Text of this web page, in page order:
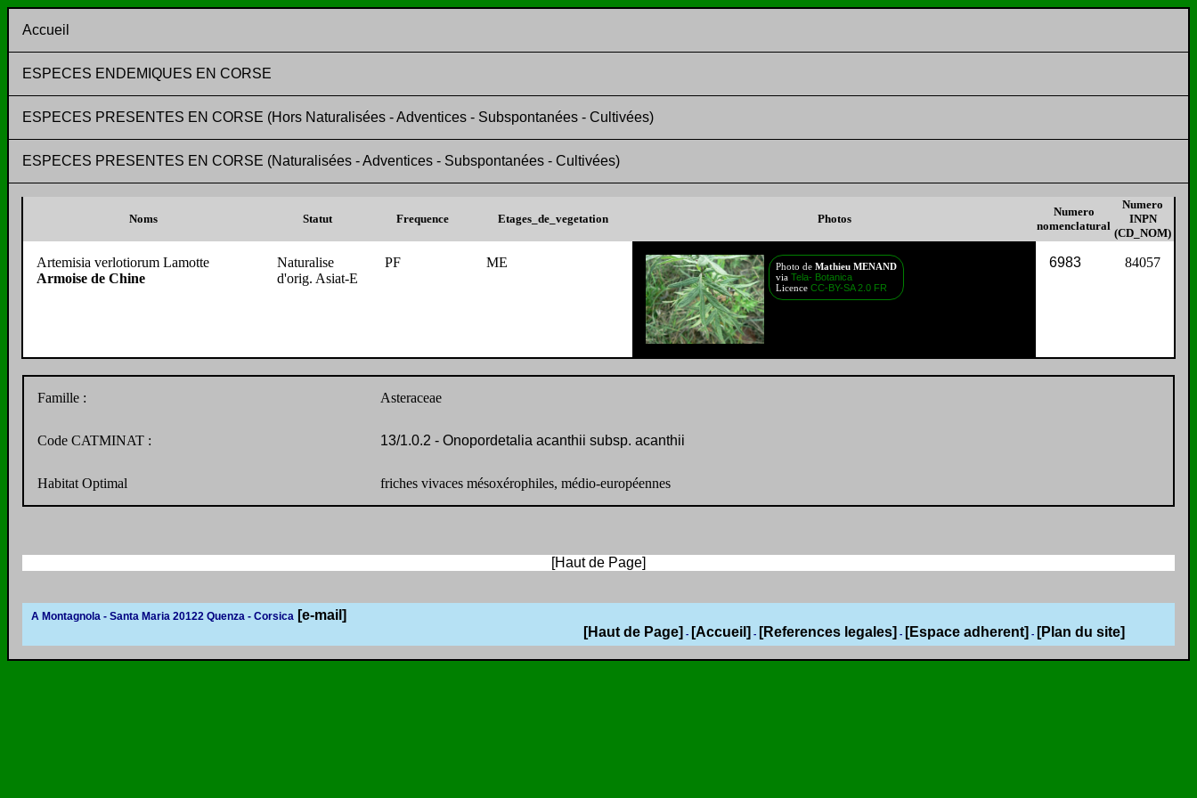
Accueil
ESPECES ENDEMIQUES EN CORSE
ESPECES PRESENTES EN CORSE (Hors Naturalisées - Adventices - Subspontanées - Cultivées)
ESPECES PRESENTES EN CORSE (Naturalisées - Adventices - Subspontanées - Cultivées)
Noms Statut Frequence Etages_de_vegetation Photos
Numero
nomenclatural
Numero
INPN
(CD_NOM)
Artemisia verlotiorum Lamotte
Armoise de Chine
Naturalise
d'orig. Asiat-E
PF ME Photo deMathieu MENAND
via Tela- Botanica
LicenceCC-BY-SA 2.0 FR
6983 84057
Famille : Asteraceae
Code CATMINAT : 13/1.0.2 - Onopordetalia acanthii subsp. acanthii
Habitat Optimal friches vivaces mésoxérophiles, médio-européennes
[Haut de Page]
A Montagnola - Santa Maria 20122 Quenza - Corsica [e-mail]
[Haut de Page] - [Accueil] - [References legales] - [Espace adherent] - [Plan du site]